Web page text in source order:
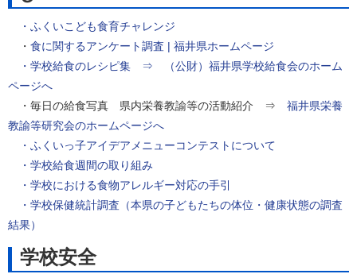
・ふくいこども食育チャレンジ
・ 食に関するアンケート調査 | 福井県ホームページ
・学校給食のレシピ集 ⇒ （公財）福井県学校給食会のホーム
ページへ
・毎日の給食写真 県内栄養教諭等の活動紹介 ⇒ 福井県栄養
教諭等研究会のホームページへ
・ ふくいっ子アイデアメニューコンテストについて
・ 学校給食週間の取り組み
・学校における食物アレルギー対応の手引
・学校保健統計調査（本県の子どもたちの体位・健康状態の調査
結果）
学校安全